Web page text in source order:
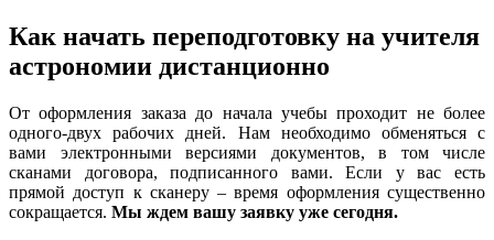
Как начать переподготовку на учителя
астрономии дистанционно
От оформления заказа до начала учебы проходит не более
одного-двух рабочих дней. Нам необходимо обменяться с
вами электронными версиями документов, в том числе
сканами договора, подписанного вами. Если у вас есть
прямой доступ к сканеру – время оформления существенно
сокращается. Мы ждем вашу заявку уже сегодня.